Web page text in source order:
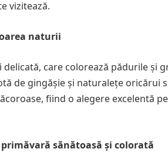
vizitează.
naturii
care colorează pădurile și
de gingășie și naturalețe oricărui
fiind o alegere excelentă
sănătoasă și colorată